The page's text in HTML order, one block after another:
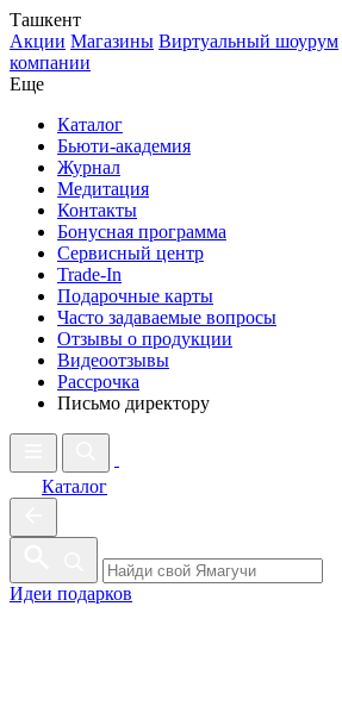
Ташкент
Акции Магазины Виртуальный шоурум
компании
Еще
Каталог
Бьюти-академия
Журнал
Медитация
Контакты
Бонусная программа
Сервисный центр
Trade-In
Подарочные карты
Часто задаваемые вопросы
Отзывы о продукции
Видеоотзывы
Рассрочка
Письмо директору
Каталог
Идеи подарков